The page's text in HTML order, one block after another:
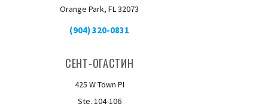
Orange Park, FL 32073
(904) 320-0831
СЕНТ-ОГАСТИН
425 W Town PI
Ste. 104-106